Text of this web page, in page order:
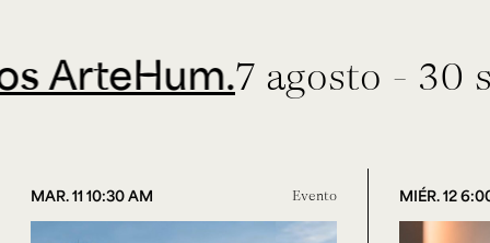
7 agosto - 30
MAR. 11 10:30 AM Evento MIÉR. 12